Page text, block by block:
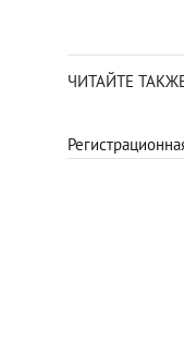
ЧИТАЙТЕ